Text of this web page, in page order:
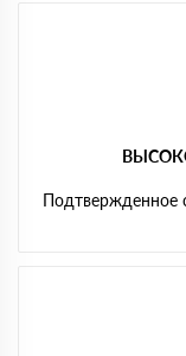
Подтвержденное